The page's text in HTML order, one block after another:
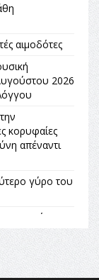
αιμοδότες
2026
κορυφαίες
απέναντι
γύρο του
Παγκόσμιας
Ο